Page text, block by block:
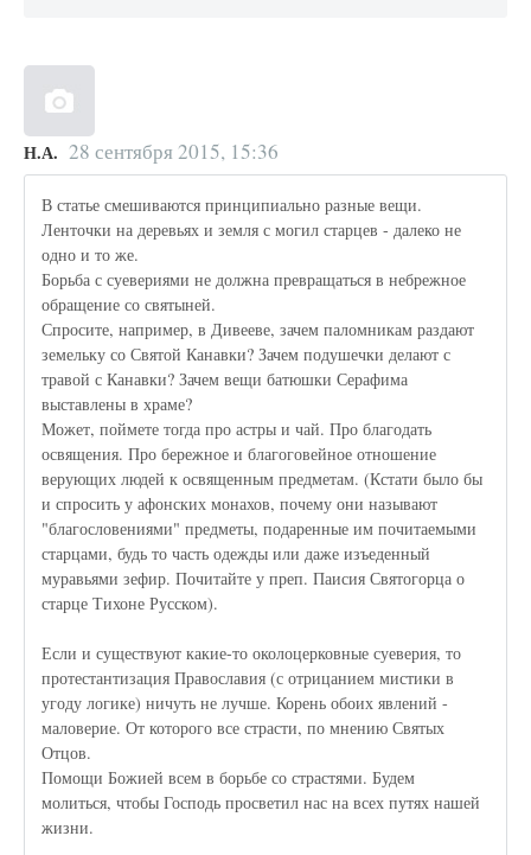
Н.А. 28 сентября 2015, 15:36
В статье смешиваются принципиально разные вещи.
Ленточки на деревьях и земля с могил старцев - далеко не
одно и то же.
Борьба с суевериями не должна превращаться в небрежное
обращение со святыней.
Спросите, например, в Дивееве, зачем паломникам раздают
земельку со Святой Канавки? Зачем подушечки делают с
травой с Канавки? Зачем вещи батюшки Серафима
выставлены в храме?
Может, поймете тогда про астры и чай. Про благодать
освящения. Про бережное и благоговейное отношение
верующих людей к освященным предметам. (Кстати было бы
и спросить у афонских монахов, почему они называют
"благословениями" предметы, подаренные им почитаемыми
старцами, будь то часть одежды или даже изъеденный
муравьями зефир. Почитайте у преп. Паисия Святогорца о
старце Тихоне Русском).
Если и существуют какие-то околоцерковные суеверия, то
протестантизация Православия (с отрицанием мистики в
угоду логике) ничуть не лучше. Корень обоих явлений -
маловерие. От которого все страсти, по мнению Святых
Отцов.
Помощи Божией всем в борьбе со страстями. Будем
молиться, чтобы Господь просветил нас на всех путях нашей
жизни.